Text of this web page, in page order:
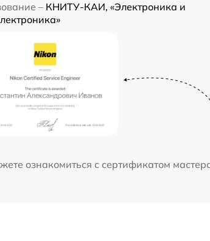
– КНИТУ-КАИ, «Электроника и
ознакомиться с сертификатом